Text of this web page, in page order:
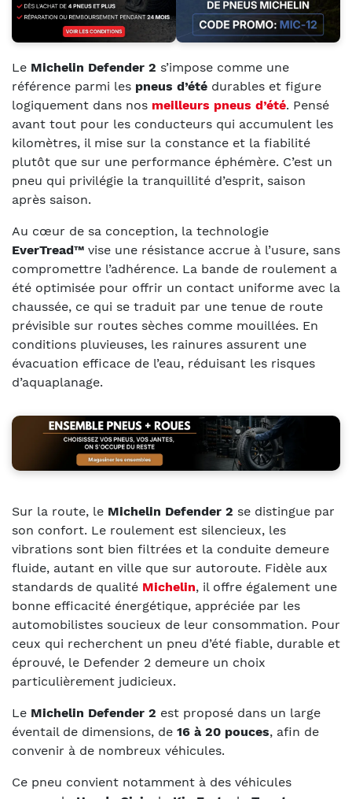
Le Michelin Defender 2 s’impose comme une
référence parmi les pneus d’été durables et figure
logiquement dans nos meilleurs pneus d’été. Pensé
avant tout pour les conducteurs qui accumulent les
kilomètres, il mise sur la constance et la fiabilité
plutôt que sur une performance éphémère. C’est un
pneu qui privilégie la tranquillité d’esprit, saison
après saison.
Au cœur de sa conception, la technologie
EverTread™ vise une résistance accrue à l’usure, sans
compromettre l’adhérence. La bande de roulement a
été optimisée pour offrir un contact uniforme avec la
chaussée, ce qui se traduit par une tenue de route
prévisible sur routes sèches comme mouillées. En
conditions pluvieuses, les rainures assurent une
évacuation efficace de l’eau, réduisant les risques
d’aquaplanage.
Sur la route, le Michelin Defender 2 se distingue par
son confort. Le roulement est silencieux, les
vibrations sont bien filtrées et la conduite demeure
fluide, autant en ville que sur autoroute. Fidèle aux
standards de qualité Michelin, il offre également une
bonne efficacité énergétique, appréciée par les
automobilistes soucieux de leur consommation. Pour
ceux qui recherchent un pneu d’été fiable, durable et
éprouvé, le Defender 2 demeure un choix
particulièrement judicieux.
Le Michelin Defender 2 est proposé dans un large
éventail de dimensions, de 16 à 20 pouces, afin de
convenir à de nombreux véhicules.
Ce pneu convient notamment à des véhicules